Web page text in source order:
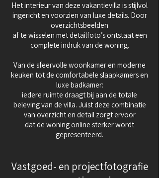
Het interieur van deze vakantievilla is stijlvol
ingericht en voorzien van luxe details. Door
overzichtsbeelden
af te wisselen met detailfoto’s ontstaat een
complete indruk van de woning.
Van de sfeervolle woonkamer en moderne
keuken tot de comfortabele slaapkamers en
luxe badkamer:
iedere ruimte draagt bij aan de totale
beleving van de villa. Juist deze combinatie
van overzicht en detail zorgt ervoor
dat de woning online sterker wordt
gepresenteerd.
Vastgoed- en projectfotografie